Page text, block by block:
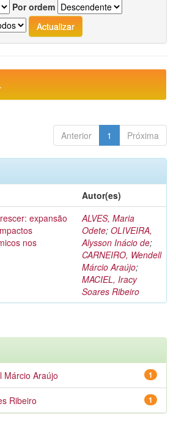
Por ordem
Anterior 1 Próxima
Autor(es)
expansão
nos
ALVES, Maria
Odete; OLIVEIRA,
Alysson Inácio de;
CARNEIRO, Wendell
Márcio Araújo;
MACIEL, Iracy
Soares Ribeiro
1
Márcio Araújo
1
Ribeiro